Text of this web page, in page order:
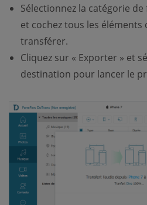
Sélectionnez la catégorie
et cochez tous les éléments
transférer.
Cliquez sur « Exporter » et
destination pour lancer le